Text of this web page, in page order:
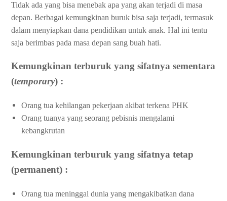
Tidak ada yang bisa menebak apa yang akan terjadi di masa
depan. Berbagai kemungkinan buruk bisa saja terjadi, termasuk
dalam menyiapkan dana pendidikan untuk anak. Hal ini tentu
saja berimbas pada masa depan sang buah hati.
Kemungkinan terburuk yang sifatnya sementara
(temporary) :
Orang tua kehilangan pekerjaan akibat terkena PHK
Orang tuanya yang seorang pebisnis mengalami
kebangkrutan
Kemungkinan terburuk yang sifatnya tetap
(permanent) :
Orang tua meninggal dunia yang mengakibatkan dana